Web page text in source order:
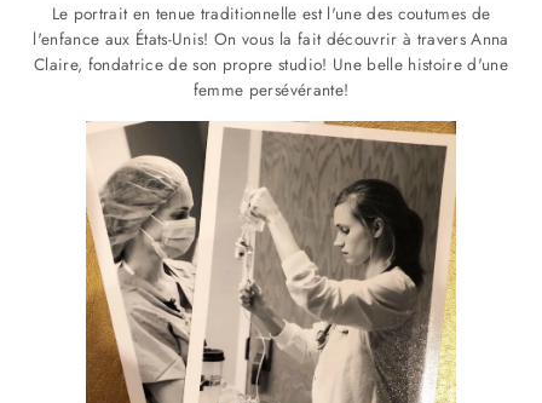
Le portrait en tenue traditionnelle est l'une des coutumes de
l'enfance aux États-Unis! On vous la fait découvrir à travers Anna
Claire, fondatrice de son propre studio! Une belle histoire d'une
femme persévérante!